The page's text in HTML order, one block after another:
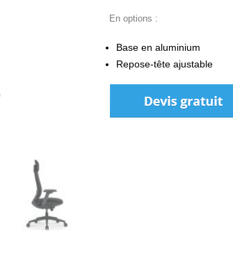
En options :
Base en aluminium
Repose-tête ajustable